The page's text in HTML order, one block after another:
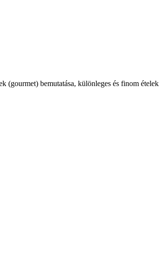
(gourmet) bemutatása, különleges és finom ételek